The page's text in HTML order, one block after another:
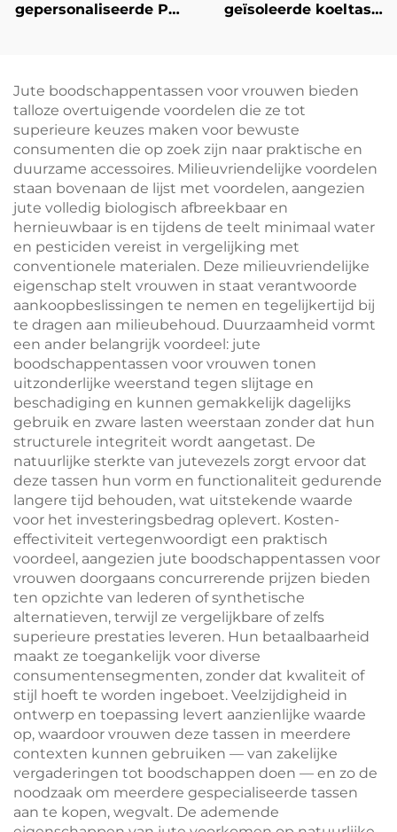
gepersonaliseerde PP-
boodschappentassen
voor
groothandelsaankoop
geïsoleerde koeltas
met vogel- en
bloemprint
Jute boodschappentassen voor vrouwen bieden
talloze overtuigende voordelen die ze tot
superieure keuzes maken voor bewuste
consumenten die op zoek zijn naar praktische en
duurzame accessoires. Milieuvriendelijke voordelen
staan bovenaan de lijst met voordelen, aangezien
jute volledig biologisch afbreekbaar en
hernieuwbaar is en tijdens de teelt minimaal water
en pesticiden vereist in vergelijking met
conventionele materialen. Deze milieuvriendelijke
eigenschap stelt vrouwen in staat verantwoorde
aankoopbeslissingen te nemen en tegelijkertijd bij
te dragen aan milieubehoud. Duurzaamheid vormt
een ander belangrijk voordeel: jute
boodschappentassen voor vrouwen tonen
uitzonderlijke weerstand tegen slijtage en
beschadiging en kunnen gemakkelijk dagelijks
gebruik en zware lasten weerstaan zonder dat hun
structurele integriteit wordt aangetast. De
natuurlijke sterkte van jutevezels zorgt ervoor dat
deze tassen hun vorm en functionaliteit gedurende
langere tijd behouden, wat uitstekende waarde
voor het investeringsbedrag oplevert. Kosten-
effectiviteit vertegenwoordigt een praktisch
voordeel, aangezien jute boodschappentassen voor
vrouwen doorgaans concurrerende prijzen bieden
ten opzichte van lederen of synthetische
alternatieven, terwijl ze vergelijkbare of zelfs
superieure prestaties leveren. Hun betaalbaarheid
maakt ze toegankelijk voor diverse
consumentensegmenten, zonder dat kwaliteit of
stijl hoeft te worden ingeboet. Veelzijdigheid in
ontwerp en toepassing levert aanzienlijke waarde
op, waardoor vrouwen deze tassen in meerdere
contexten kunnen gebruiken — van zakelijke
vergaderingen tot boodschappen doen — en zo de
noodzaak om meerdere gespecialiseerde tassen
aan te kopen, wegvalt. De ademende